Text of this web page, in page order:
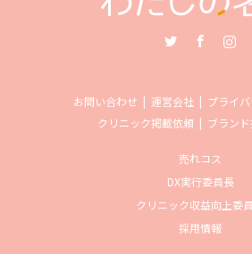
お問い合わせ 運営会社
プライ
クリニック掲載依頼
ブラン
売れコス
DX実行委員長
クリニック収益向上委
採用情報